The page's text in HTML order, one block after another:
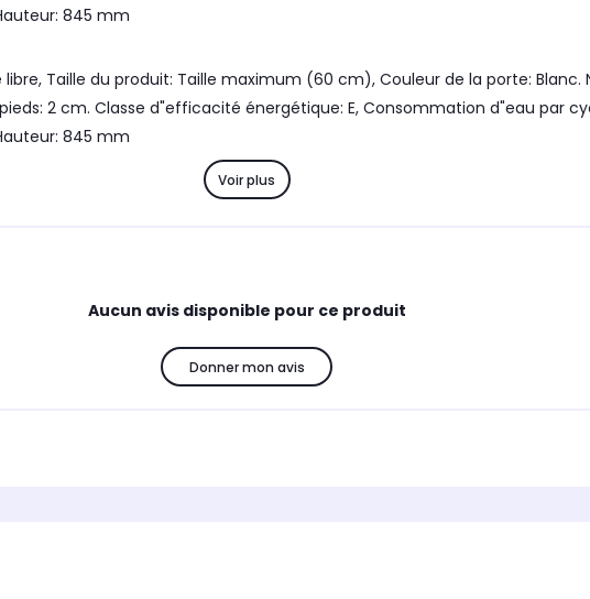
845 mm
libre, Taille du produit: Taille maximum (60 cm), Couleur de la porte:
2 cm. Classe d"efficacité énergétique: E, Consommation d"eau par
845 mm
Voir plus
Aucun avis disponible pour ce produit
Donner mon avis